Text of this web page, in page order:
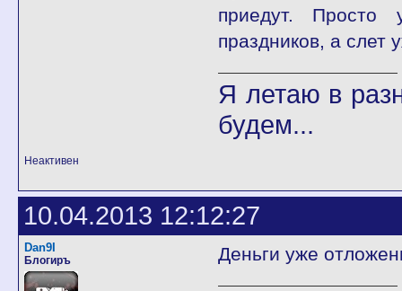
приедут. Просто
праздников, а слет
Я летаю в
будем...
Неактивен
10.04.2013 12:12:27
Dan9I
Блогиръ Деньги уже